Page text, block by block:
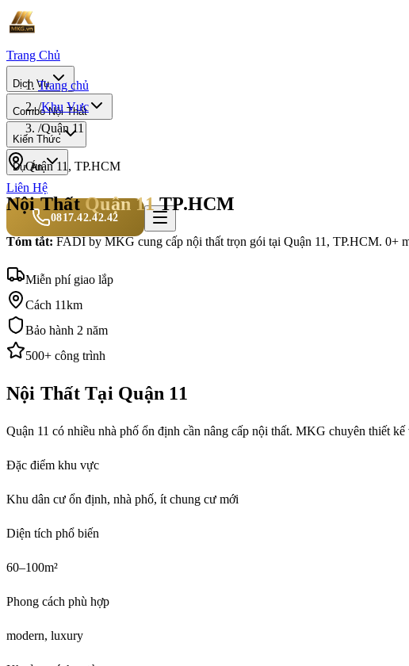
Trang Chủ
Dịch Vụ
Combo Nội Thất
Kiến Thức
Dự Án
Liên Hệ
0817.42.42.42
Trang chủ
/Khu Vực
/Quận 11
Quận 11 , TP.HCM
Nội ThấtQuận 11TP.HCM
Tóm tắt: FADI by MKG cung cấp nội thất trọn gói tại Quận 11 , TP.HCM. 0+
Miễn phí giao lắp
Cách 11km
Bảo hành 2 năm
500+ công trình
Nội Thất Tại Quận 11
Quận 11 có nhiều nhà phố ổn định cần nâng cấp nội thất. MKG chuyên thiết
Đặc điểm khu vực
Khu dân cư ổn định, nhà phố, ít chung cư mới
Diện tích phổ biến
60–100m²
Phong cách phù hợp
modern, luxury